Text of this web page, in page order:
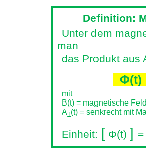
Definition:
Unter dem
man
das Produkt aus
Φ(t)
mit
B(t) = magnetische
AꞱ(t) = senkrecht mit
Einheit: [ Φ(t) ]